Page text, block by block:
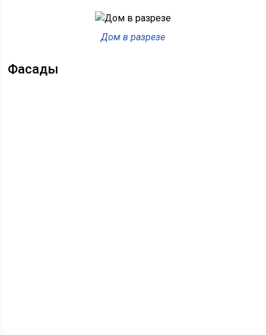
Дом в разрезе
Фасады